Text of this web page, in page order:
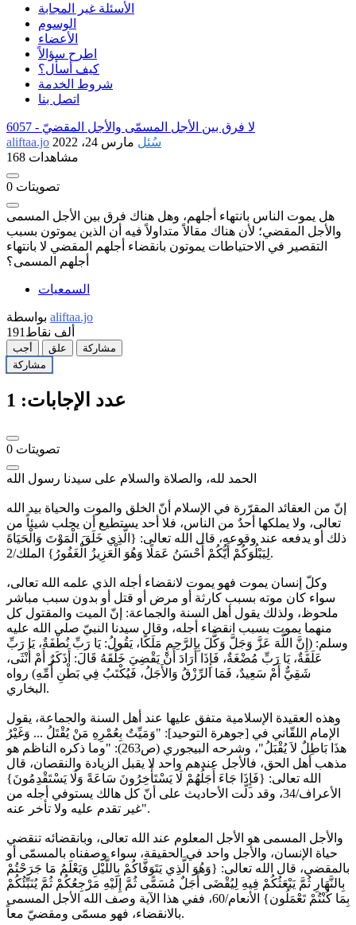
الأسئلة غير المجابة
الوسوم
الأعضاء
اطرح سؤالاً
كيف أسأل؟
شروط الخدمة
اتصل بنا
6057 - لا فرق بين الأجل المسمّى والأجل المقضيّ
aliftaa.jo
سُئل مارس 24، 2022
168 مشاهدات
0 تصويتات
هل يموت الناس بانتهاء أجلهم، وهل هناك فرق بين الأجل المسمى
والأجل المقضي؛ لأن هناك مقالاً متداولاً فيه أن الذين يموتون بسبب
التقصير في الاحتياطات يموتون بانقضاء أجلهم المقضي لا بانتهاء
أجلهم المسمى؟
السمعيات
aliftaa.jo
191ألف نقاط
أجب علق
مشاركة
مشاركة
عدد الإجابات: 1
0 تصويتات
الحمد لله، والصلاة والسلام على سيدنا رسول الله
إنّ من العقائد المقرّرة في الإسلام أنّ الخلق والموت والحياة بيد الله
تعالى، ولا يملكها أحدٌ من الناس، فلا أحد يستطيع أن يجلب شيئاً من
ذلك أو يدفعه عند وقوعه، قال الله تعالى: {الَّذِي خَلَقَ الْمَوْتَ وَالْحَيَاةَ
لِيَبْلُوَكُمْ أَيُّكُمْ أَحْسَنُ عَمَلًا وَهُوَ الْعَزِيزُ الْغَفُورُ} الملك/2.
وكلّ إنسان يموت فهو يموت لانقضاء أجله الذي علمه الله تعالى،
سواء كان موته بسبب كارثة أو مرض أو قتل أو بدون سبب مباشر
ملحوظ، ولذلك يقول أهل السنة والجماعة: إنّ الميت والمقتول كل
منهما يموت بسبب انقضاء أجله، وقال سيدنا النبيّ صلى الله عليه
وسلم: (إِنَّ اللَّهَ عَزَّ وَجَلَّ وَكَّلَ بِالرَّحِمِ مَلَكًا، يَقُولُ: يَا رَبِّ نُطْفَةٌ، يَا رَبِّ
عَلَقَةٌ، يَا رَبِّ مُضْغَةٌ، فَإِذَا أَرَادَ أَنْ يَقْضِيَ خَلْقَهُ قَالَ: أَذَكَرٌ أَمْ أُنْثَى،
شَقِيٌّ أَمْ سَعِيدٌ، فَمَا الرِّزْقُ وَالأَجَلُ، فَيُكْتَبُ فِي بَطْنِ أُمِّهِ) رواه
البخاري.
وهذه العقيدة الإسلامية متفق عليها عند أهل السنة والجماعة، يقول
الإمام اللقّاني في [جوهرة التوحيد]: "وَمَيِّتٌ بِعُمْرِهِ مَنْ يُقْتَلُ ... وَغَيْرُ
هذَا بَاطِلٌ لاَ يُقْبَلُ"، وشرحه البيجوري (ص263): "وما ذكره الناظم هو
مذهب أهل الحق، فالأجل عندهم واحد لا يقبل الزيادة والنقصان، قال
الله تعالى: {فَإِذَا جَاءَ أَجَلُهُمْ لَا يَسْتَأْخِرُونَ سَاعَةً وَلَا يَسْتَقْدِمُونَ}
الأعراف/34، وقد دلّت الأحاديث على أنّ كل هالك يستوفي أجله من
غير تقدم عليه ولا تأخر عنه".
والأجل المسمى هو الأجل المعلوم عند الله تعالى، وبانقضائه تنقضي
حياة الإنسان، والأجل واحد في الحقيقة، سواء وصفناه بالمسمّى أو
بالمقضي، قال الله تعالى: {وَهُوَ الَّذِي يَتَوَفَّاكُمْ بِاللَّيْلِ وَيَعْلَمُ مَا جَرَحْتُمْ
بِالنَّهَارِ ثُمَّ يَبْعَثُكُمْ فِيهِ لِيُقْضَى أَجَلٌ مُسَمًّى ثُمَّ إِلَيْهِ مَرْجِعُكُمْ ثُمَّ يُنَبِّئُكُمْ
بِمَا كُنْتُمْ تَعْمَلُون} الأنعام/60، ففي هذا الآية وصف الله الأجل المسمى
بالانقضاء، فهو مسمّى ومقضيّ معاً.